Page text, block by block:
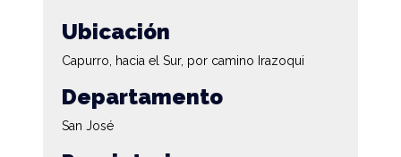
Ubicación
Capurro, hacia el Sur, por camino Irazoqui
Departamento
San José